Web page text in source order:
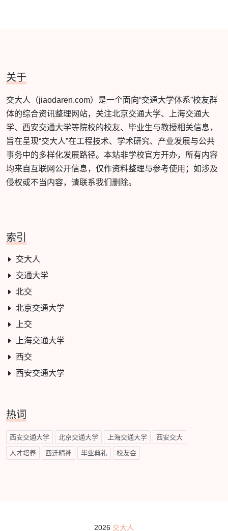
关于
交大人（jiaodaren.com）是一个面向“交通大学体系”校友群
体的综合资讯整理网站，关注北京交通大学、上海交通大
学、西安交通大学等院校的校友、毕业生与教授相关信息，
旨在呈现“交大人”在工程技术、学术研究、产业发展与公共
事务中的多样化发展路径。本站非学校官方开办，所有内容
均来自互联网公开信息，仅作资料整理与参考使用；如涉及
侵权或不当内容，请联系我们删除。
索引
交大人
交通大学
北交
北京交通大学
上交
上海交通大学
西交
西安交通大学
热词
西安交通大学 北京交通大学 上海交通大学 西安交大
人才培养 西迁精神 毕业典礼 校友会
2026 交大人